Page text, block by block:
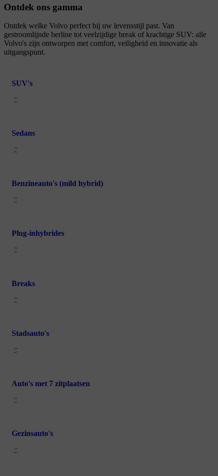
Ontdek ons gamma
Ontdek welke Volvo perfect bij uw levensstijl past. Van
gestroomlijnde berline tot veelzijdige break of krachtige SUV: alle
Volvo's zijn ontworpen met comfort, veiligheid en innovatie als
uitgangspunt.
SUV's
Sedans
Benzineauto's (mild hybrid)
Plug-inhybrides
Breaks
Stadsauto's
Auto's met 7 zitplaatsen
Gezinsauto's